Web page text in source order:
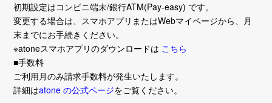
初期設定はコンビニ端末/銀行ATM(Pay-easy) です。
変更する場合は、スマホアプリまたはWebマイページから、月
末までにお手続きください。
※atoneスマホアプリのダウンロードは こちら
■手数料
ご利用月のみ請求手数料が発生いたします。
詳細はatone の公式ページをご覧ください。